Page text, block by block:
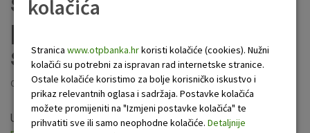
poslovanju sa
stanovništvom
Objavljeno: 19.7.2019
Uprava OTP banke usvojila je novu
Politiku mijenjanja
kolačića
Stranica www.otpbanka.hrkoristi kolačiće (cookies). Nužni
kolačići su potrebni za ispravan rad internetske stranice.
Ostale kolačiće koristimo za bolje korisničko iskustvo i
prikaz relevantnih oglasa i sadržaja. Postavke kolačića
možete promijeniti na "Izmjeni postavke kolačića" te
prihvatiti sve ili samo neophodne kolačiće. Detaljnije